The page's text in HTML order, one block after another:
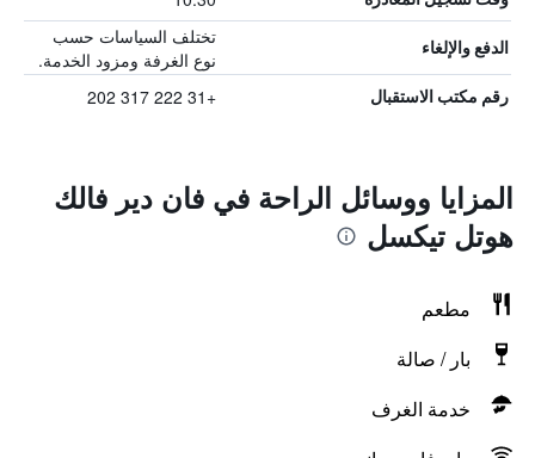
الدفع والإلغاء
تختلف السياسات حسب
نوع الغرفة ومزود الخدمة.
رقم مكتب الاستقبال +31 222 317 202
المزايا ووسائل الراحة في فان دير فالك
هوتل تيكسل
مطعم
بار / صالة
خدمة الغرف